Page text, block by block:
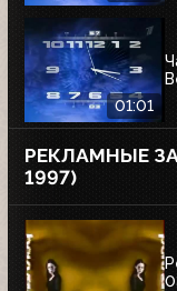
01:01
РЕКЛАМНЫЕ
1997)